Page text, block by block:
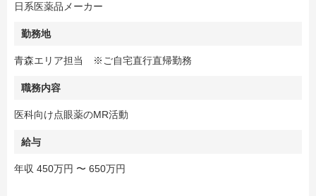
日系医薬品メーカー
勤務地
青森エリア担当 ※ご自宅直行直帰勤務
職務内容
医科向け点眼薬のMR活動
給与
年収 450万円 〜 650万円